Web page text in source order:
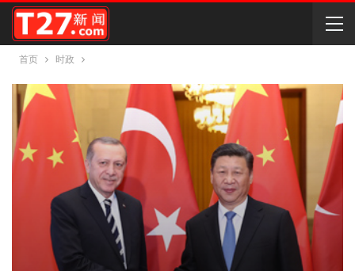
首页 时政